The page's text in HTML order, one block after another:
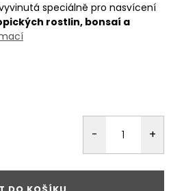
speciálně pro nasvícení
rostlin, bonsaí a